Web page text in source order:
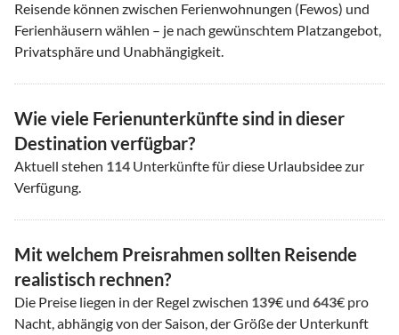
Reisende können zwischen Ferienwohnungen (Fewos) und
Ferienhäusern wählen – je nach gewünschtem Platzangebot,
Privatsphäre und Unabhängigkeit.
Wie viele Ferienunterkünfte sind in dieser
Destination verfügbar?
Aktuell stehen 114 Unterkünfte für diese Urlaubsidee zur
Verfügung.
Mit welchem Preisrahmen sollten Reisende
realistisch rechnen?
Die Preise liegen in der Regel zwischen 139€ und 643€ pro
Nacht, abhängig von der Saison, der Größe der Unterkunft